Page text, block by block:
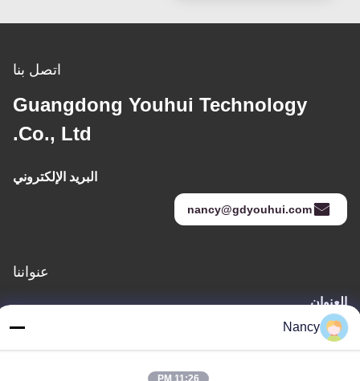
اتصل بنا
Guangdong Youhui Technology
Co., Ltd.
البريد الإلكتروني
nancy@gdyouhui.com
عنواننا
العنوان
مصنع رقم 3 ، طريق بولينج الأول ، مدينة تانجشيا ، منطقة بينججيانغ ،
Nancy
11:26 PM